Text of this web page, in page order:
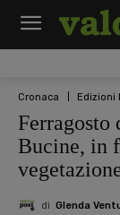
Cronaca Edizioni
Bucine, in
di Glenda